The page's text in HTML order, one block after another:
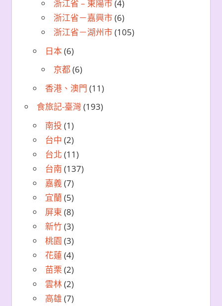
浙江省 – 東陽市(4)
浙江省－嘉興市(6)
浙江省－湖州市(105)
日本(6)
京都(6)
香港、澳門 (11)
食旅記-臺灣 (193)
南投 (1)
台中 (2)
台北 (11)
台南 (137)
嘉義(7)
宜蘭 (5)
屏東 (8)
新竹(3)
桃園 (3)
花蓮 (4)
苗栗 (2)
雲林(2)
高雄 (7)